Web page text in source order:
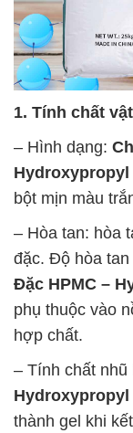
1. Tính chất
– Hình dạng:
bột mịn màu
– Hòa tan: hòa
đặc. Độ hòa
Đặc HPMC –
phụ thuộc vào
hợp chất.
– Tính chất nhũ
thành gel khi